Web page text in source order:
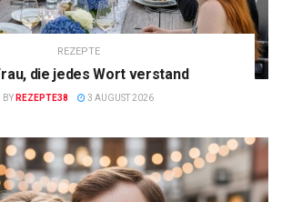
REZEPTE
die jedes Wort verstand
BY REZEPTE38 3 AUGUST 2026